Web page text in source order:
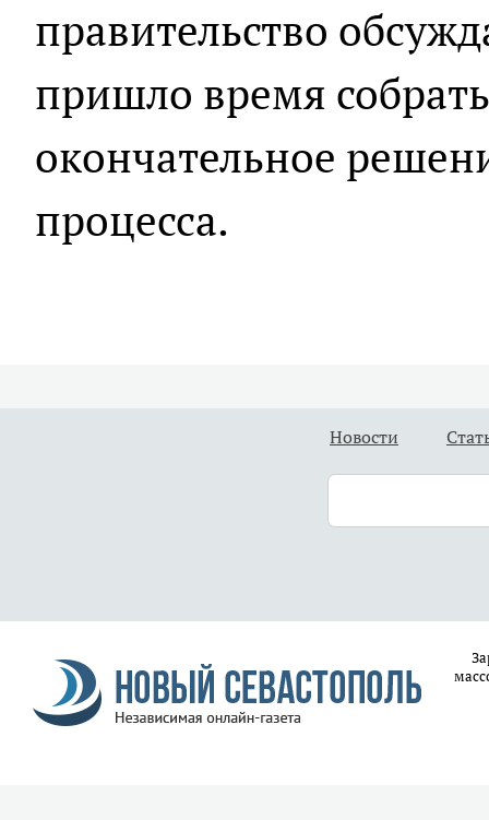
правительство
пришло время
окончательное
процесса.
Новости